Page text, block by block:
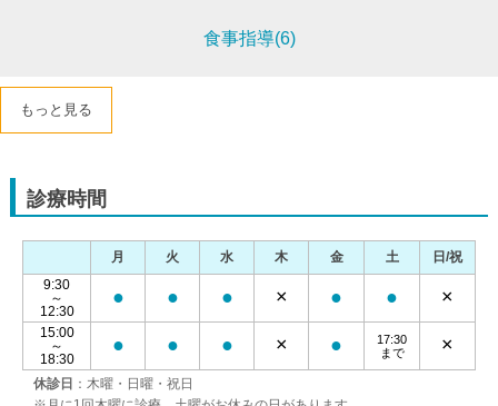
食事指導(6)
もっと見る
診療時間
休診日 ：木曜・日曜・祝日
月 火 水 木 金 土
日/祝
9:30
～
12:30
● ● ● × ● ● ×
15:00
～
18:30
● ● ● × ●
17:30
まで
×